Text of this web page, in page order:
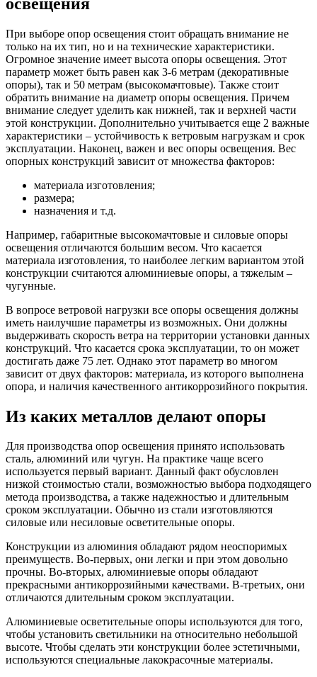
При выборе опор освещения стоит обращать внимание не
только на их тип, но и на технические характеристики.
Огромное значение имеет высота опоры освещения. Этот
параметр может быть равен как 3-6 метрам (декоративные
опоры), так и 50 метрам (высокомачтовые). Также стоит
обратить внимание на диаметр опоры освещения. Причем
внимание следует уделить как нижней, так и верхней части
этой конструкции. Дополнительно учитывается еще 2 важные
характеристики – устойчивость к ветровым нагрузкам и срок
эксплуатации. Наконец, важен и вес опоры освещения. Вес
опорных конструкций зависит от множества факторов:
материала изготовления;
размера;
назначения и т.д.
Например, габаритные высокомачтовые и силовые опоры
освещения отличаются большим весом. Что касается
материала изготовления, то наиболее легким вариантом этой
конструкции считаются алюминиевые опоры, а тяжелым –
чугунные.
В вопросе ветровой нагрузки все опоры освещения должны
иметь наилучшие параметры из возможных. Они должны
выдерживать скорость ветра на территории установки данных
конструкций. Что касается срока эксплуатации, то он может
достигать даже 75 лет. Однако этот параметр во многом
зависит от двух факторов: материала, из которого выполнена
опора, и наличия качественного антикоррозийного покрытия.
Из каких металлов делают опоры
Для производства опор освещения принято использовать
сталь, алюминий или чугун. На практике чаще всего
используется первый вариант. Данный факт обусловлен
низкой стоимостью стали, возможностью выбора подходящего
метода производства, а также надежностью и длительным
сроком эксплуатации. Обычно из стали изготовляются
силовые или несиловые осветительные опоры.
Конструкции из алюминия обладают рядом неоспоримых
преимуществ. Во-первых, они легки и при этом довольно
прочны. Во-вторых, алюминиевые опоры обладают
прекрасными антикоррозийными качествами. В-третьих, они
отличаются длительным сроком эксплуатации.
Алюминиевые осветительные опоры используются для того,
чтобы установить светильники на относительно небольшой
высоте. Чтобы сделать эти конструкции более эстетичными,
используются специальные лакокрасочные материалы.